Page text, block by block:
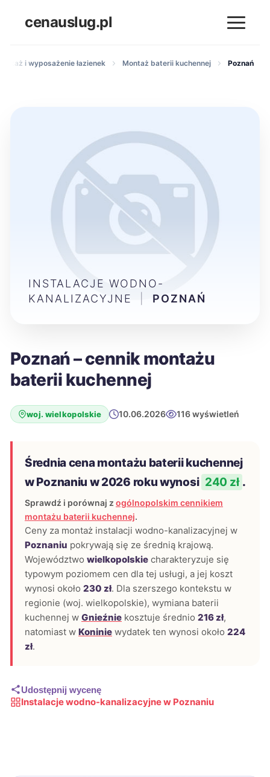
cenauslug.pl
i wyposażenie łazienek Montaż baterii kuchennej Poznań
Poznań – cennik montażu
baterii kuchennej
woj. wielkopolskie 10.06.2026 116 wyświetleń
Średnia cena montażu baterii kuchennej
w Poznaniu w 2026 roku wynosi 240 zł .
Sprawdź i porównaj z ogólnopolskim cennikiem
montażu baterii kuchennej.
Ceny za montaż instalacji wodno-kanalizacyjnej w
Poznaniu pokrywają się ze średnią krajową.
Województwo wielkopolskie charakteryzuje się
typowym poziomem cen dla tej usługi, a jej koszt
wynosi około 230 zł. Dla szerszego kontekstu w
regionie (woj. wielkopolskie), wymiana baterii
kuchennej w Gnieźnie kosztuje średnio 216 zł,
natomiast w Koninie wydatek ten wynosi około 224
zł.
Udostępnij wycenę
Instalacje wodno-kanalizacyjne w Poznaniu
INSTALACJE WODNO-
KANALIZACYJNE
POZNAŃ